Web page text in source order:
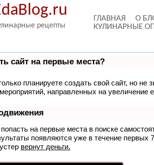
рецепты
ГЛАВНАЯ
О
КУЛИНАРНЫЕ
сайт на первые места?
планируете создать свой сайт, но не
направленных на увеличение
на первые места в поиске
появляются уже в течение первых
вернут деньги.